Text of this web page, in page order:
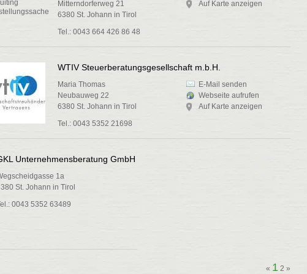
Mitterndorferweg 21
6380 St. Johann in Tirol
Tel.: 0043 664 426 86 48
Auf Karte anzeigen
WTIV Steuerberatungsgesellschaft m.b.H.
Maria Thomas
Neubauweg 22
6380 St. Johann in Tirol
Tel.: 0043 5352 21698
E-Mail senden
Webseite aufrufen
Auf Karte anzeigen
Unternehmensberatung GmbH
1a
St. Johann in Tirol
0043 5352 63489
« 1 2 »